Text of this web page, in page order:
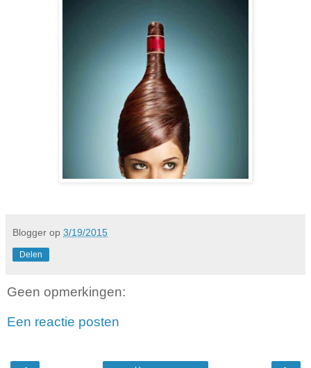
Blogger op 3/19/2015
Delen
Geen opmerkingen:
Een reactie posten